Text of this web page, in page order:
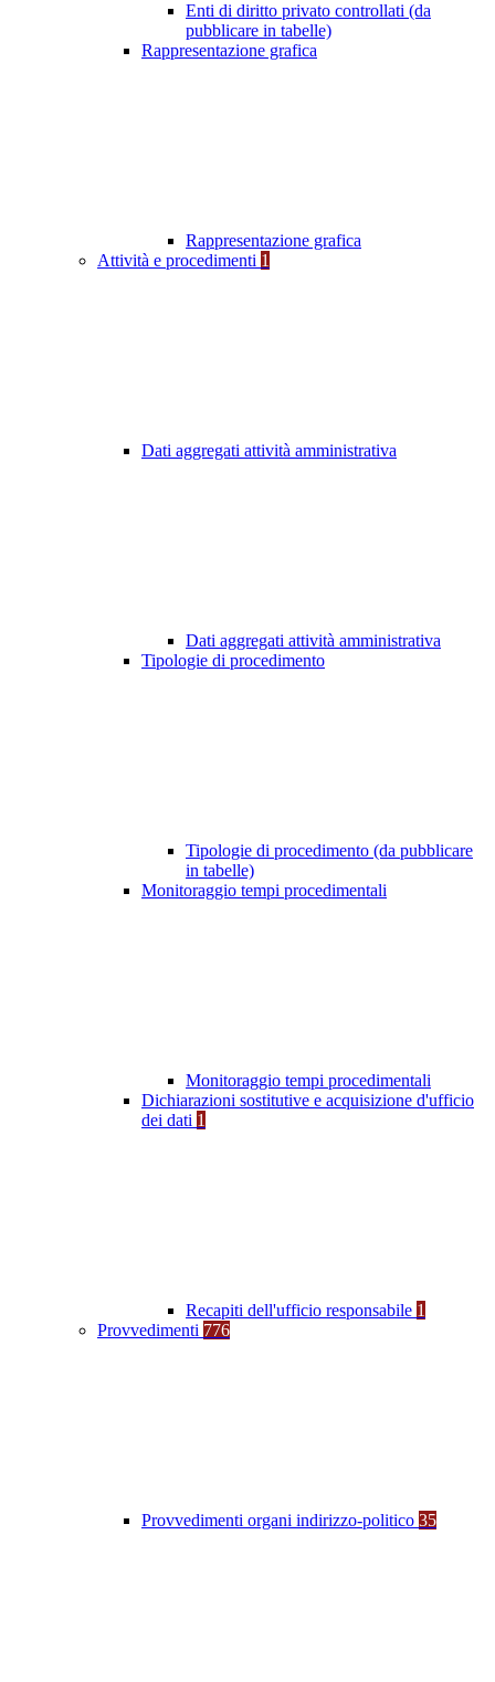
Enti di diritto privato controllati (da
pubblicare in tabelle)
Rappresentazione grafica
Rappresentazione grafica
Attività e procedimenti 1
Dati aggregati attività amministrativa
Dati aggregati attività amministrativa
Tipologie di procedimento
Tipologie di procedimento (da pubblicare
in tabelle)
Monitoraggio tempi procedimentali
Monitoraggio tempi procedimentali
Dichiarazioni sostitutive e acquisizione d'ufficio
dei dati 1
Recapiti dell'ufficio responsabile 1
Provvedimenti 776
Provvedimenti organi indirizzo-politico 35